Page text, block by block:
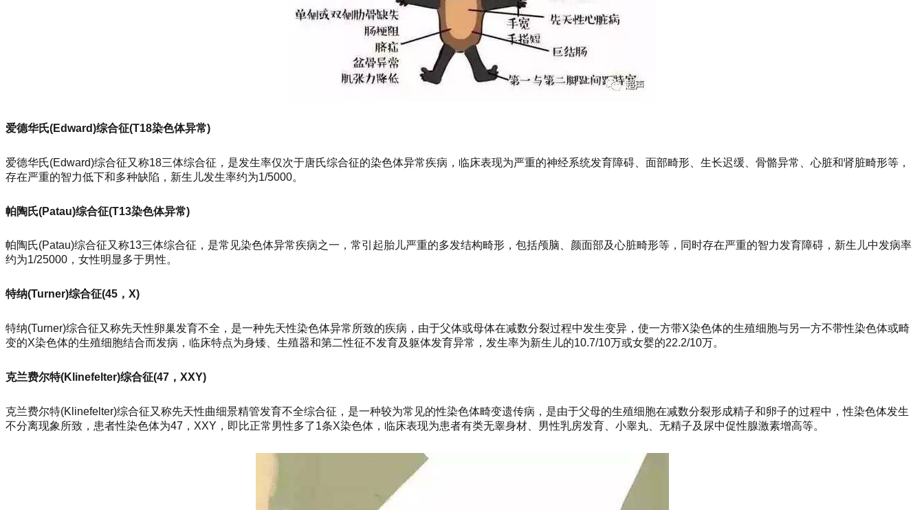
爱德华氏(Edward)综合征(T18染色体异常)
爱德华氏(Edward)综合征又称18三体综合征，是发生率仅次于唐氏综合征的染色体异常疾病，临床表现为严重的神经系统发育障碍、面部畸形、生长迟缓、骨骼异常、心脏和肾脏畸形等，
存在严重的智力低下和多种缺陷，新生儿发生率约为1/5000。
帕陶氏(Patau)综合征(T13染色体异常)
帕陶氏(Patau)综合征又称13三体综合征，是常见染色体异常疾病之一，常引起胎儿严重的多发结构畸形，包括颅脑、颜面部及心脏畸形等，同时存在严重的智力发育障碍，新生儿中发病率
约为1/25000，女性明显多于男性。
特纳(Turner)综合征(45，X)
特纳(Turner)综合征又称先天性卵巢发育不全，是一种先天性染色体异常所致的疾病，由于父体或母体在减数分裂过程中发生变异，使一方带X染色体的生殖细胞与另一方不带性染色体或畸
变的X染色体的生殖细胞结合而发病，临床特点为身矮、生殖器和第二性征不发育及躯体发育异常，发生率为新生儿的10.7/10万或女婴的22.2/10万。
克兰费尔特(Klinefelter)综合征(47，XXY)
克兰费尔特(Klinefelter)综合征又称先天性曲细景精管发育不全综合征，是一种较为常见的性染色体畸变遗传病，是由于父母的生殖细胞在减数分裂形成精子和卵子的过程中，性染色体发生
不分离现象所致，患者性染色体为47，XXY，即比正常男性多了1条X染色体，临床表现为患者有类无睾身材、男性乳房发育、小睾丸、无精子及尿中促性腺激素增高等。